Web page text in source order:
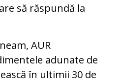
să răspundă la
AUR
adunate de
în ultimii 30 de